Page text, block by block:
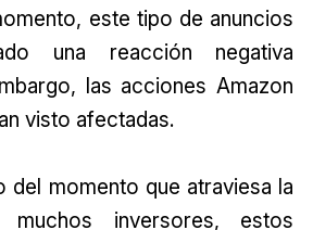
este tipo de anuncios
una reacción negativa
las acciones Amazon
visto afectadas.
del momento que atraviesa la
muchos inversores, estos